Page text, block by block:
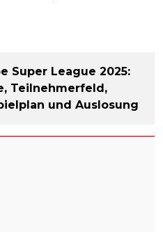
Super League 2025:
Teilnehmerfeld,
und Auslosung